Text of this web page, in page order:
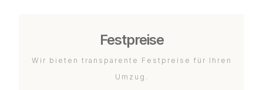
Festpreise
Wir bieten transparente Festpreise für Ihren
Umzug.